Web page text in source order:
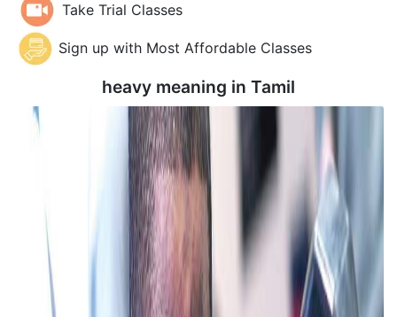
Take Trial Classes
Sign up with Most Affordable Classes
heavy meaning in Tamil